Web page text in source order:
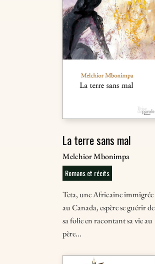
La terre sans mal
Melchior Mbonimpa
Romans et récits
Teta, une Africaine immigrée
au Canada, espère se guérir de
sa folie en racontant sa vie au
père...